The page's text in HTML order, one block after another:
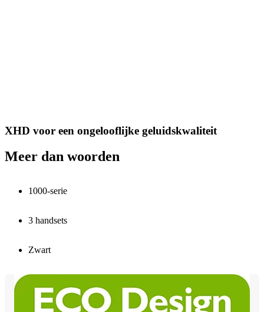
XHD voor een ongelooflijke geluidskwaliteit
Meer dan woorden
1000-serie
3 handsets
Zwart